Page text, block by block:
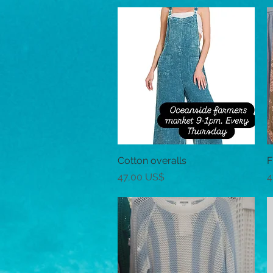
Vista rápida
Cotton overalls
Precio
47,00 US$